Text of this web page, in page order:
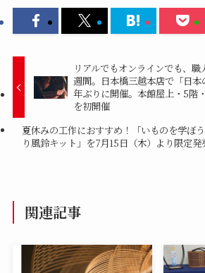
リアルでもオンラインでも、
週間。日本橋三越本店で「日
年ぶりに開催。本館屋上・5階
を初開催
夏休みの工作におすすめ！「いものを学ぼ
り風鈴キット」を7月15日（木）より限定発
関連記事